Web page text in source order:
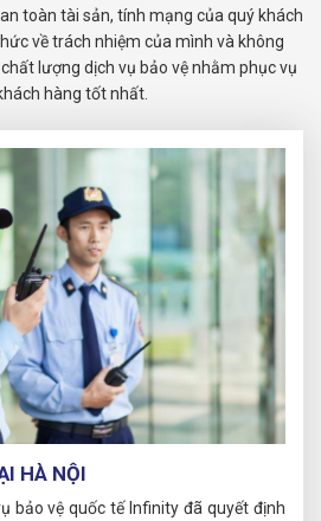
toàn tài sản, tính mạng của quý khách
về trách nhiệm của mình và không
lượng dịch vụ bảo vệ nhằm phục vụ
hàng tốt nhất.
HÀ NỘI
bảo vệ quốc tế Infinity đã quyết định